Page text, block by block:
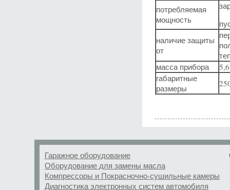
потребляемая
мощность
наличие защиты
от
масса прибора
габаритные
размеры
Гаражное оборудование
Оборудование для замены масла
Компрессоры и Покрасночно-сушильные камеры
Диагностика электронных систем автомобиля